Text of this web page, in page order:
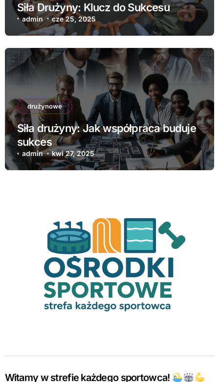
Siła Drużyny: Klucz do Sukcesu
admin cze 25, 2025
drużynowe
Siła drużyny: Jak współpraca buduje
sukces
admin kwi 27, 2025
Witamy w strefie każdego sportowca!